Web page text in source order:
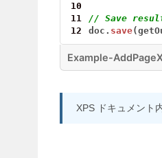
10
11
// Save
12
doc. save
Example-
XPS ドキュメント